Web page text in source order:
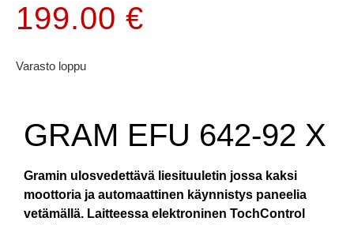
199.00 €
Varasto loppu
GRAM EFU 642-92 X
Gramin ulosvedettävä liesituuletin jossa kaksi
moottoria ja automaattinen käynnistys paneelia
vetämällä. Laitteessa elektroninen TochControl